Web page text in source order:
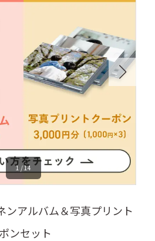
1 /14
ンアルバム＆写真プリント
ンセット